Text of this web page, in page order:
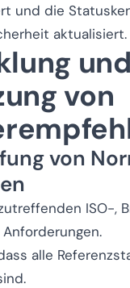
und die
aktualisiert.
und
von
von
ISO-,
alle